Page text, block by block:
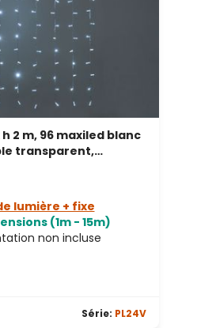
h 2 m, 96 maxiled blanc
transparent,
lumière + fixe
(1m - 15m)
non incluse
Série: PL24V